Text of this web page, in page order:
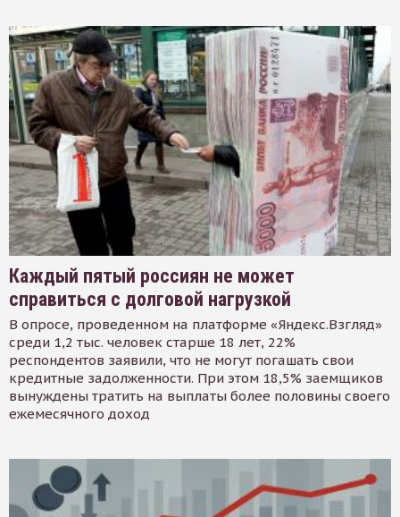
Каждый пятый россиян не может
справиться с долговой нагрузкой
В опросе, проведенном на платформе «Яндекс.Взгляд»
среди 1,2 тыс. человек старше 18 лет, 22%
респондентов заявили, что не могут погашать свои
кредитные задолженности. При этом 18,5% заемщиков
вынуждены тратить на выплаты более половины своего
ежемесячного доход